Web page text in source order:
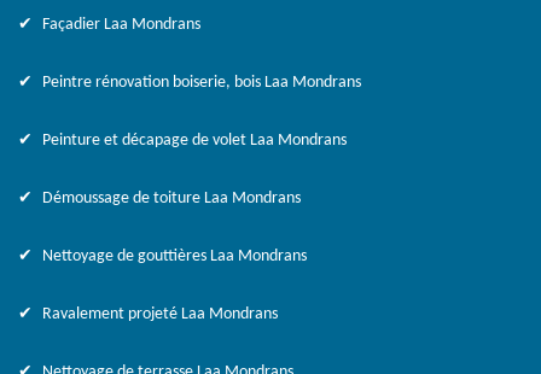
Façadier Laa Mondrans
Peintre rénovation boiserie, bois Laa Mondrans
Peinture et décapage de volet Laa Mondrans
Démoussage de toiture Laa Mondrans
Nettoyage de gouttières Laa Mondrans
Ravalement projeté Laa Mondrans